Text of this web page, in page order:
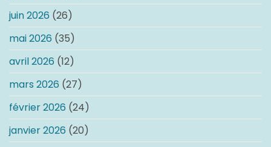
juin 2026 (26)
mai 2026 (35)
avril 2026 (12)
mars 2026 (27)
février 2026 (24)
janvier 2026 (20)